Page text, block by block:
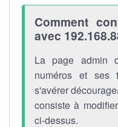
Comment
avec
La page admin
numéros et ses
s'avérer
consiste à
ci-dessus.